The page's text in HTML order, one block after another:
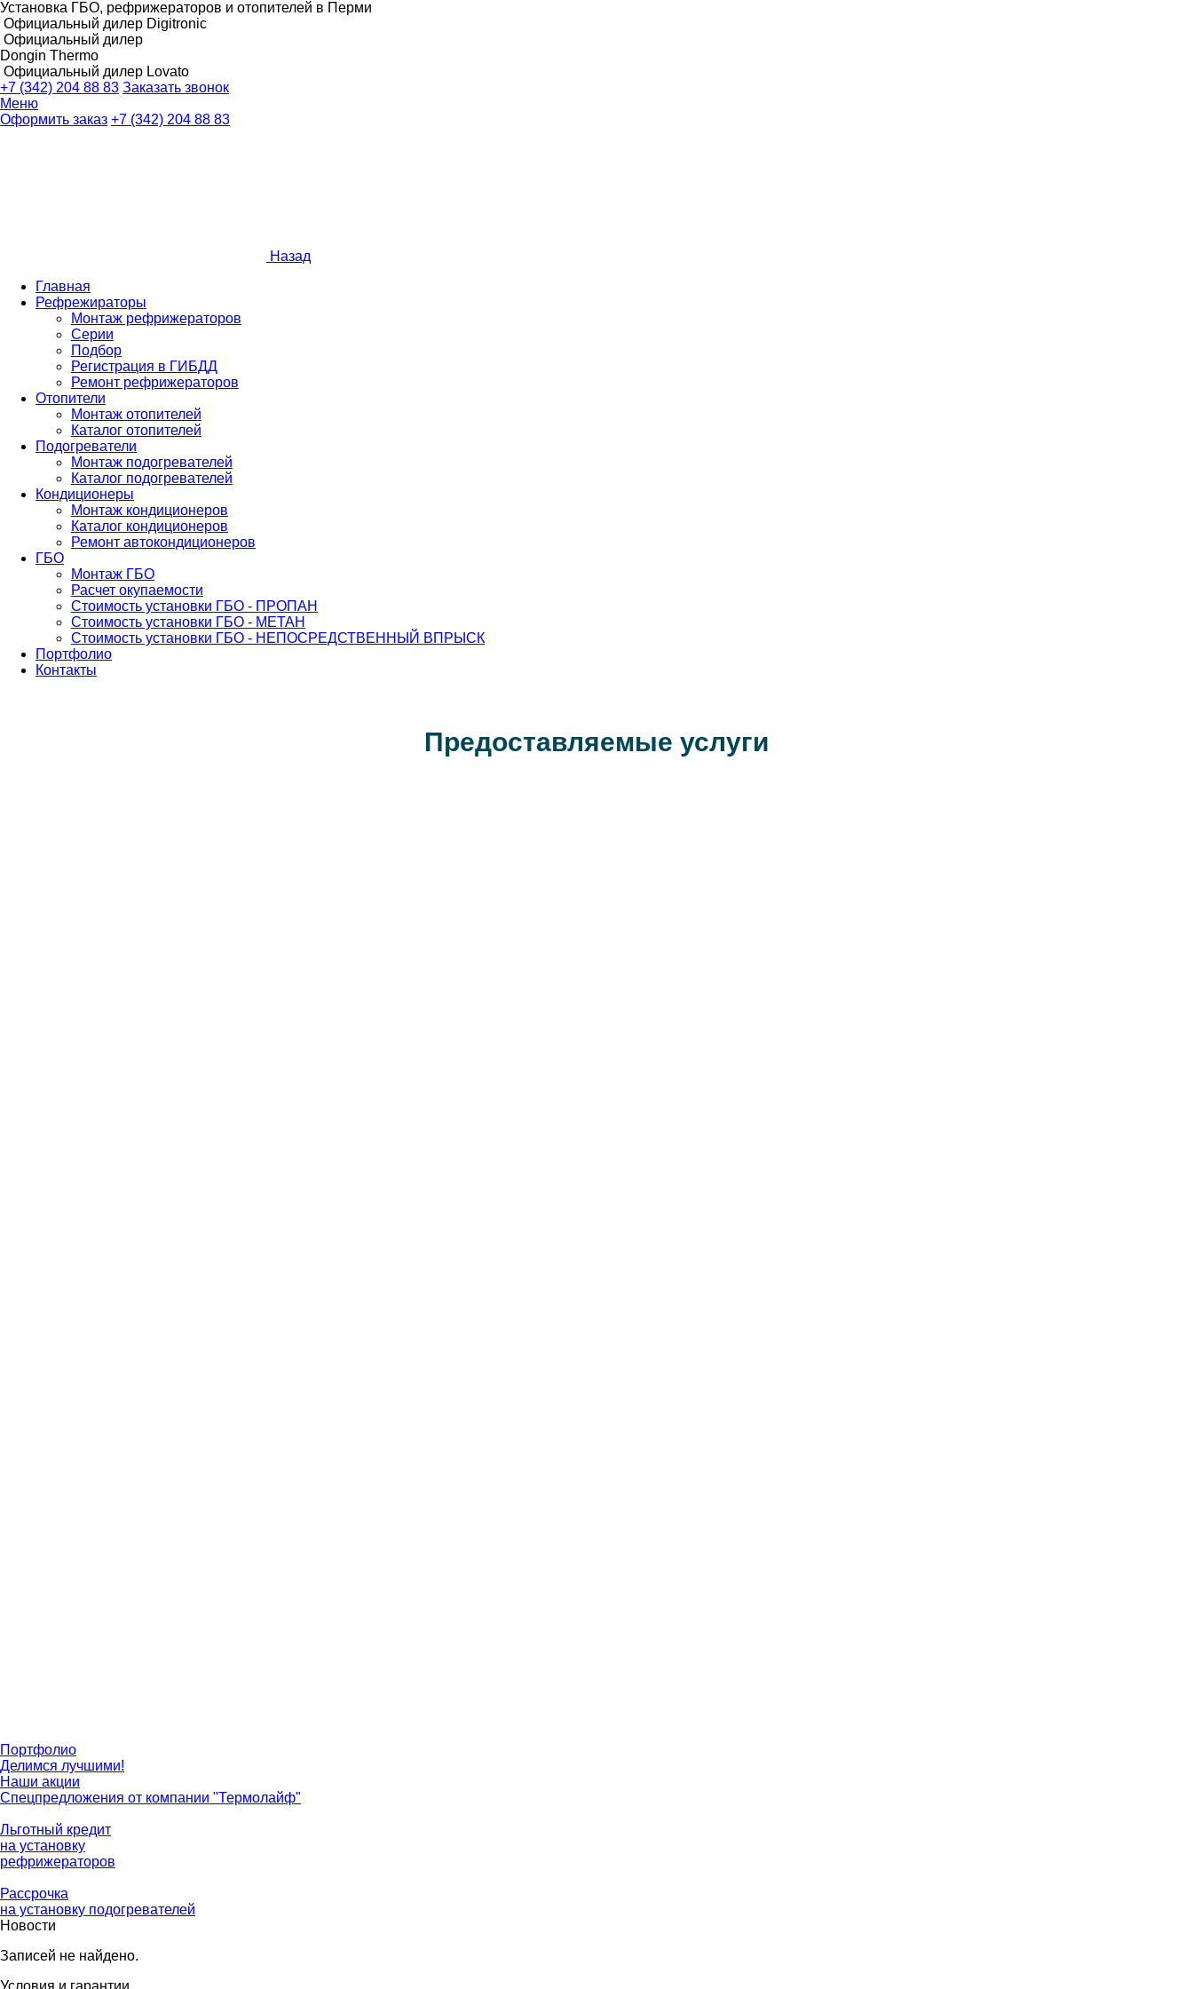
Установка ГБО, рефрижераторов и отопителей в Перми
Официальный дилер Digitronic
Официальный дилер
Dongin Thermo
Официальный дилер Lovato
+7 (342) 204 88 83 Заказать звонок
Меню
Оформить заказ +7 (342) 204 88 83
Назад
Главная
Рефрежираторы
Монтаж рефрижераторов
Серии
Подбор
Регистрация в ГИБДД
Ремонт рефрижераторов
Отопители
Монтаж отопителей
Каталог отопителей
Подогреватели
Монтаж подогревателей
Каталог подогревателей
Кондиционеры
Монтаж кондиционеров
Каталог кондиционеров
Ремонт автокондиционеров
ГБО
Монтаж ГБО
Расчет окупаемости
Стоимость установки ГБО - ПРОПАН
Стоимость установки ГБО - МЕТАН
Стоимость установки ГБО - НЕПОСРЕДСТВЕННЫЙ ВПРЫСК
Портфолио
Контакты
Предоставляемые услуги
Портфолио
Делимся лучшими!
Наши акции
Спецпредложения от компании "Термолайф"
Льготный кредит
на установку
рефрижераторов
Рассрочка
на установку подогревателей
Новости
Записей не найдено.
Условия и гарантии